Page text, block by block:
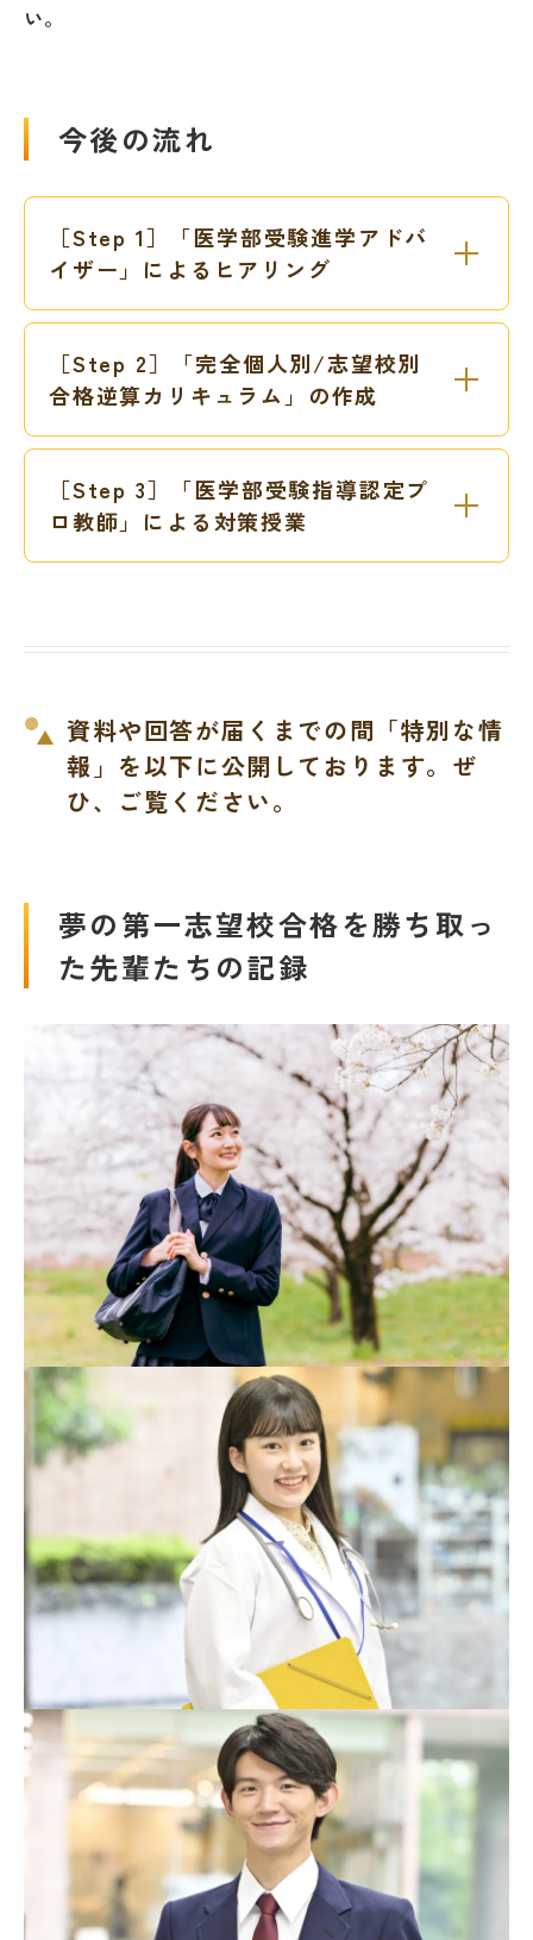
い。
今後の流れ
［Step 1］「医学部受験進学アドバ
イザー」によるヒアリング
［Step 2］「完全個人別/志望校別
合格逆算カリキュラム」の作成
［Step 3］「医学部受験指導認定プ
ロ教師」による対策授業
資料や回答が届くまでの間「特別な情
報」を以下に公開しております。ぜ
ひ、ご覧ください。
夢の第一志望校合格を勝ち取っ
た先輩たちの記録